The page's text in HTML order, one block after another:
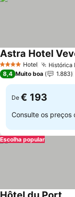
4 EstrelasHotel Histórica
Astra Hotel
8,4 Muito boa 1.883
De € 193
Consulte os preços
Escolha popular